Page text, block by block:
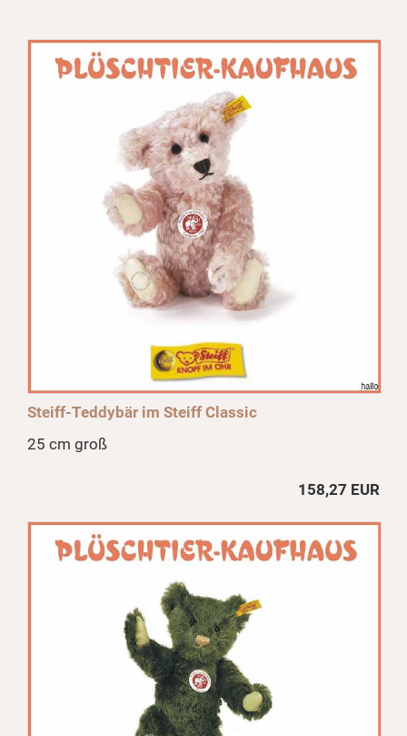
Steiff-Teddybär im Steiff Classic
25 cm groß
158,27 EUR